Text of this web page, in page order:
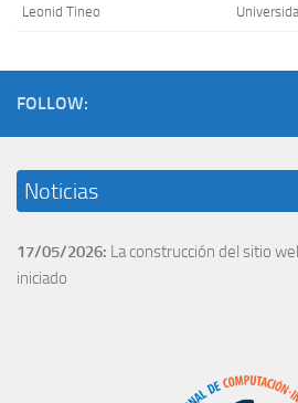
Leonid Tineo
FOLLOW:
Noticias
17/05/2026: La construcción del sitio
iniciado